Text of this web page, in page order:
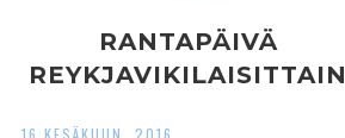
RANTAPÄIVÄ
REYKJAVIKILAISITTAIN
16 KESÄKUUN, 2016